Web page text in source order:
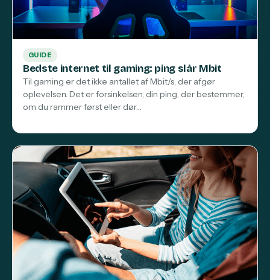
GUIDE
Bedste internet til gaming: ping slår Mbit
Til gaming er det ikke antallet af Mbit/s, der afgør
oplevelsen. Det er forsinkelsen, din ping, der bestemmer,
om du rammer først eller dør…